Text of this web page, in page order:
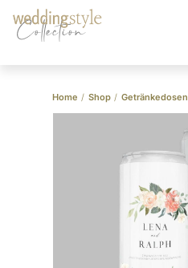
Collection
Home / Shop / Getränkedosen